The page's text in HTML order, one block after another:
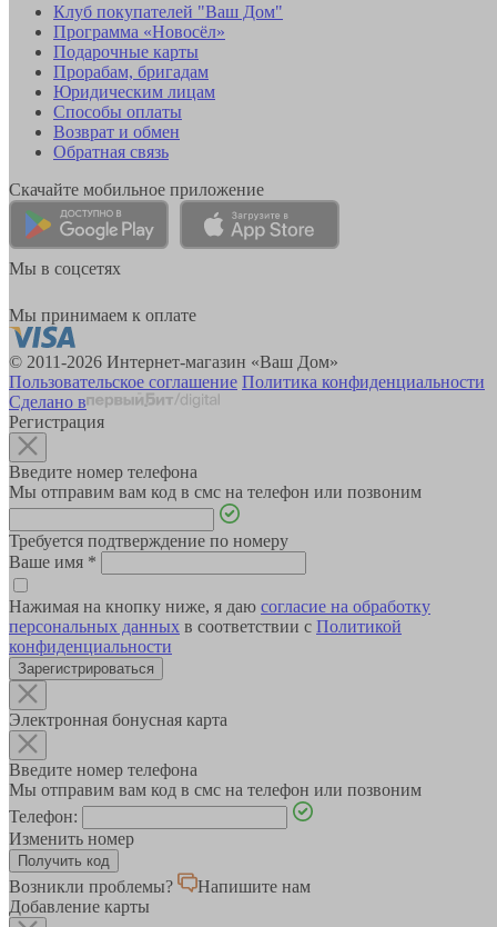
Клуб покупателей "Ваш Дом"
Программа «Новосёл»
Подарочные карты
Прорабам, бригадам
Юридическим лицам
Способы оплаты
Возврат и обмен
Обратная связь
Скачайте мобильное приложение
Мы в соцсетях
Мы принимаем к оплате
© 2011-2026 Интернет-магазин «Ваш Дом»
Пользовательское соглашение Политика конфиденциальности
Сделано в
Регистрация
Введите номер телефона
Мы отправим вам код в смс на телефон или позвоним
Требуется подтверждение по номеру
Ваше имя *
Нажимая на кнопку ниже, я даю согласие на обработку
персональных данных в соответствии с Политикой
конфиденциальности
Зарегистрироваться
Электронная бонусная карта
Введите номер телефона
Мы отправим вам код в смс на телефон или позвоним
Телефон:
Изменить номер
Возникли проблемы?
Напишите нам
Добавление карты